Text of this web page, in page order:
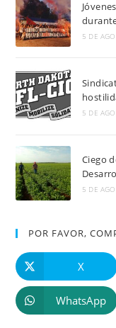
5 DE
5 DE
Ciego
5 DE
POR FAVOR,
X
WhatsApp